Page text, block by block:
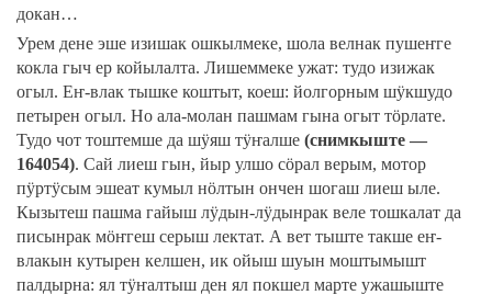
докан…
Урем дене эше изишак ошкылмеке, шола велнак пушеҥге
кокла гыч ер койылалта. Лишеммеке ужат: тудо изижак
огыл. Еҥ-влак тышке коштыт, коеш: йолгорным шӱкшудо
петырен огыл. Но ала-молан пашмам гына огыт тӧрлате.
Тудо чот тоштемше да шӱяш тӱҥалше (снимкыште —
164054). Сай лиеш гын, йыр улшо сӧрал верым, мотор
пӱртӱсым эшеат кумыл нӧлтын ончен шогаш лиеш ыле.
Кызытеш пашма гайыш лӱдын-лӱдынрак веле тошкалат да
писынрак мӧҥгеш серыш лектат. А вет тыште такше еҥ-
влакын кутырен келшен, ик ойыш шуын моштымышт
палдырна: ял тӱҥалтыш ден ял покшел марте ужашыште